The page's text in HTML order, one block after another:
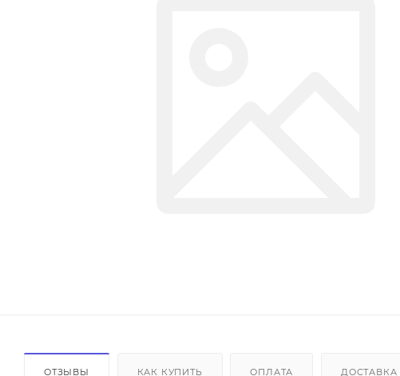
ОТЗЫВЫ КАК КУПИТЬ ОПЛАТА ДОСТАВКА